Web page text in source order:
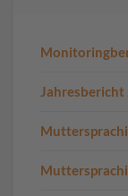
Jahresbericht